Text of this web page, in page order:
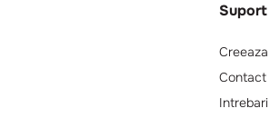
Contact